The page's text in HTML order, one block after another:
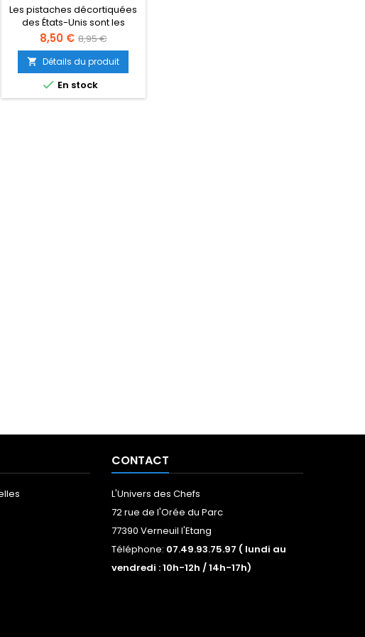
Les pistaches décortiquées
des États-Unis sont les
meilleures pistaches du
monde.
Prix
8,50 € Prix
de
base
8,95 €
 Détails du produit
 En stock
CONTACT
L'Univers des Chefs
72 rue de l'Orée du Parc
77390 Verneuil l'Etang
Téléphone: 07.49.93.75.97 ( lundi au
vendredi : 10h-12h / 14h-17h)